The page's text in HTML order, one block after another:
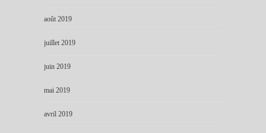
août 2019
juillet 2019
juin 2019
mai 2019
avril 2019